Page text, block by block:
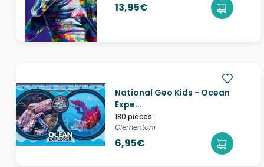
13,95€
National Geo Kids - Ocean
Expe...
180 pièces
Clementoni
6,95€